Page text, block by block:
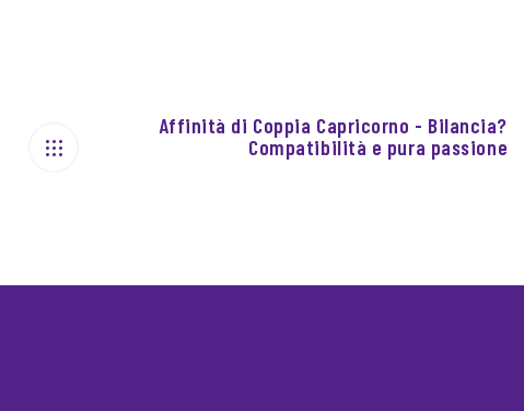
Affinità di Coppia Capricorno - Bilancia?
Compatibilità e pura passione